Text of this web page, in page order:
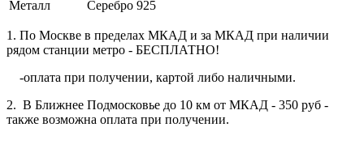
Металл
Серебро 925
1. По Москве в пределах МКАД и за МКАД при наличии
рядом станции метро - БЕСПЛАТНО!
-оплата при получении, картой либо наличными.
2. В Ближнее Подмосковье до 10 км от МКАД - 350 руб -
также возможна оплата при получении.